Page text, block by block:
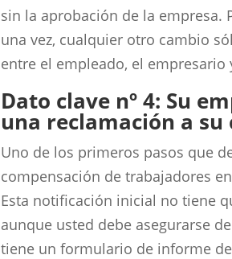
sin la aprobación de la empresa.
una vez, cualquier otro cambio
entre el empleado, el
Dato clave nº 4: Su
una reclamación a su
Uno de los primeros pasos que
compensación de trabajadores
Esta notificación inicial no tiene
aunque usted debe asegurarse
tiene un formulario de informe